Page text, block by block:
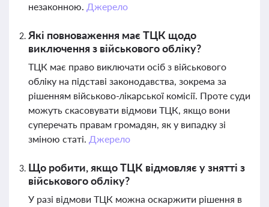
незаконною. Джерело
Які повноваження має ТЦК щодо
виключення з військового обліку?
ТЦК має право виключати осіб з військового
обліку на підставі законодавства, зокрема за
рішенням військово-лікарської комісії. Проте суди
можуть скасовувати відмови ТЦК, якщо вони
суперечать правам громадян, як у випадку зі
зміною статі. Джерело
Що робити, якщо ТЦК відмовляє у знятті з
військового обліку?
У разі відмови ТЦК можна оскаржити рішення в